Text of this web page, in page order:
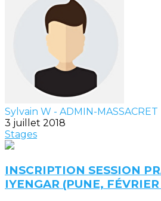
Sylvain W - ADMIN-MASSACRET
3 juillet 2018
Stages
INSCRIPTION SESSION
IYENGAR (PUNE,